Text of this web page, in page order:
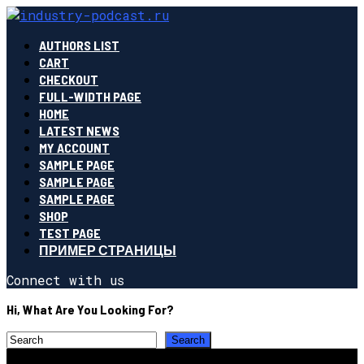
AUTHORS LIST
CART
CHECKOUT
FULL-WIDTH PAGE
HOME
LATEST NEWS
MY ACCOUNT
SAMPLE PAGE
SAMPLE PAGE
SAMPLE PAGE
SHOP
TEST PAGE
ПРИМЕР СТРАНИЦЫ
Connect with us
Hi, What Are You Looking For?